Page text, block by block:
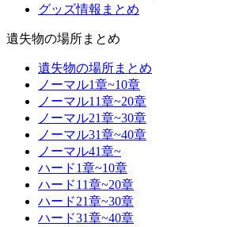
グッズ情報まとめ
遺失物の場所まとめ
遺失物の場所まとめ
ノーマル1章~10章
ノーマル11章~20章
ノーマル21章~30章
ノーマル31章~40章
ノーマル41章~
ハード1章~10章
ハード11章~20章
ハード21章~30章
ハード31章~40章